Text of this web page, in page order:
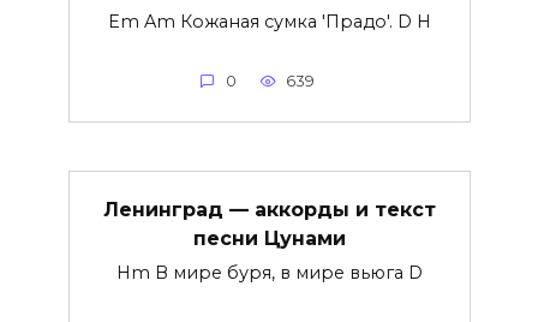
Em Am Кожаная сумка 'Прадо'. D H
0 639
Ленинград — аккорды и текст
песни Цунами
Hm В мире буря, в мире вьюга D